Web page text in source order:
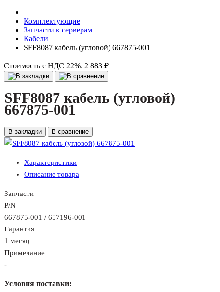
Комплектующие
Запчасти к серверам
Кабели
SFF8087 кабель (угловой) 667875-001
Стоимость с НДС 22%: 2 883 ₽
SFF8087 кабель (угловой)
667875-001
В закладки В сравнение
Характеристики
Описание товара
Запчасти
P/N
667875-001 / 657196-001
Гарантия
1 месяц
Примечание
-
Условия поставки: